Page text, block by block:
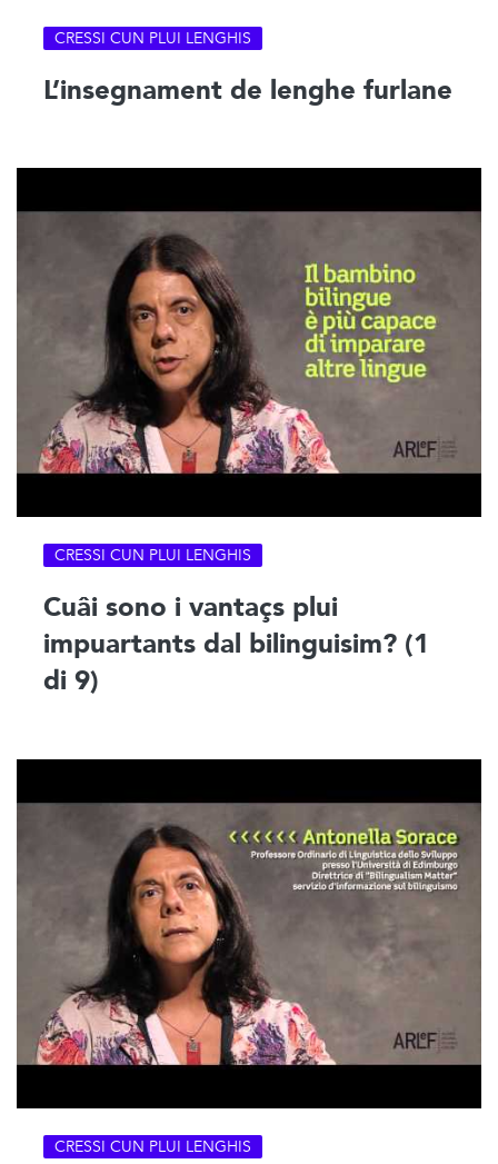
CRESSI CUN PLUI LENGHIS
L’insegnament de lenghe furlane
CRESSI CUN PLUI LENGHIS
Cuâi sono i vantaçs plui
impuartants dal bilinguisim? (1
di 9)
CRESSI CUN PLUI LENGHIS